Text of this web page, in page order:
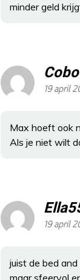
minder geld
19 april
Max hoeft ook
Als je niet wilt
19 april
juist de bed